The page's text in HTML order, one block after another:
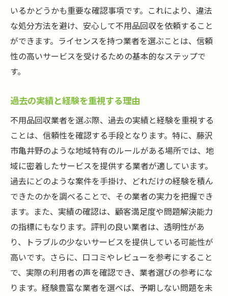
いるかどうかも重要な確認事項です。これにより、違法
な処分方法を避け、安心して不用品回収を依頼すること
ができます。ライセンスを持つ業者を選ぶことは、信頼
性の高いサービスを受けるための基本的なステップで
す。
過去の実績と経験を重視する理由
不用品回収業者を選ぶ際、過去の実績と経験を重視する
ことは、信頼性を確認する手段となります。特に、藤沢
市亀井野のような地域特有のルールがある場所では、地
域に密着したサービスを提供する業者が適しています。
過去にどのような案件を手掛け、どれだけの経験を積ん
できたのかを調べることで、その業者の実力を把握でき
ます。また、実績の確認は、顧客満足度や問題解決能力
の指標にもなります。評判の良い業者は、透明性があ
り、トラブルの少ないサービスを提供している可能性が
高いです。さらに、口コミやレビューを参考にすること
で、実際の利用者の声を確認でき、業者選びの参考にな
ります。経験豊富な業者を選べば、予期しない問題を未